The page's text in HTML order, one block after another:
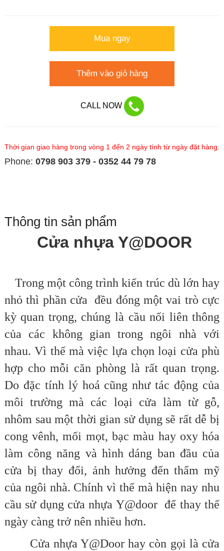
Mua ngay
Thêm vào giỏ hàng
CALL NOW
Thời gian giao hàng trong vòng 1 đến 2 ngày tính từ ngày đặt hàng.
Phone: 0798 903 379 - 0352 44 79 78
Thông tin sản phẩm
Cửa nhựa Y@DOOR
Trong một công trình kiến trúc dù lớn hay
nhỏ thì phần cửa đều đóng một vai trò cực
kỳ quan trọng, chúng là cầu nối liên thông
của các không gian trong ngôi nhà với
nhau. Vì thế mà việc lựa chọn loại cửa phù
hợp cho mỗi căn phòng là rất quan trọng.
Do đặc tính lý hoá cũng như tác động của
môi trường mà các loại cửa làm từ gỗ,
nhôm sau một thời gian sử dụng sẽ rất dễ bị
cong vênh, mối mọt, bạc màu hay oxy hóa
làm công năng và hình dáng ban đầu của
cửa bị thay đổi, ảnh hưởng đến thẩm mỹ
của ngôi nhà. Chính vì thế mà hiện nay nhu
cầu sử dụng cửa nhựa Y@door để thay thế
ngày càng trở nên nhiều hơn.
Cửa nhựa Y@Door hay còn gọi là cửa